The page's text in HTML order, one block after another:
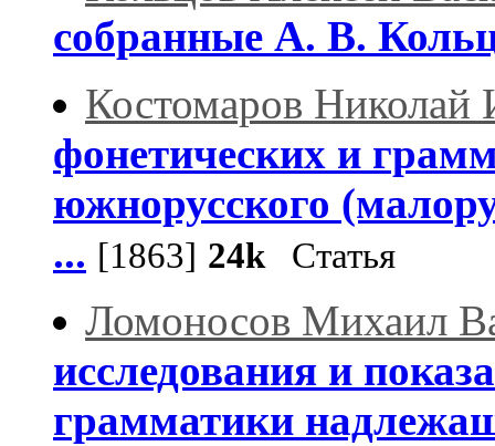
собранные А. В.
Костомаров Николай
фонетических и
южнорусского
... [1863] 24kСтатья
Ломоносов Михаил
исследования и
грамматики